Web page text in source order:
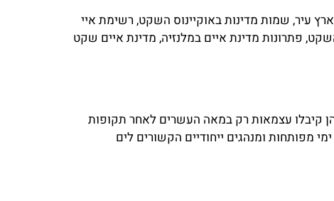
עיר, שמות מדינות באוקיינוס השקט, רשימת איי
פתרונות מדינת איים במלנזיה, מדינת איים שקט
קיבלו עצמאות רק במאה העשרים לאחר תקופות
מפותחות ומנהגים ייחודיים הקשורים לים